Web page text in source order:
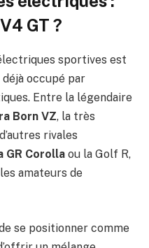
GT ?
sportives est
occupé par
Entre la légendaire
Born VZ, la très
rivales
GR Corolla ou la Golf R,
amateurs de
se positionner comme